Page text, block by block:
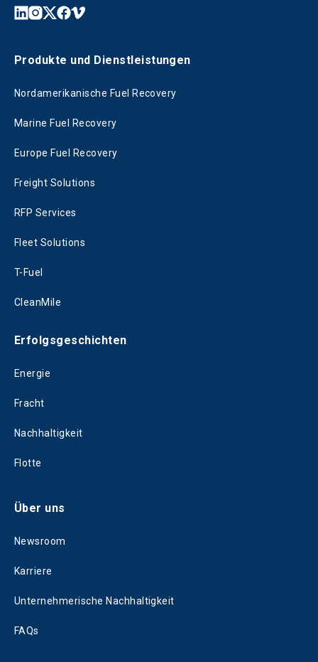
Produkte und Dienstleistungen
Nordamerikanische Fuel Recovery
Marine Fuel Recovery
Europe Fuel Recovery
Freight Solutions
RFP Services
Fleet Solutions
T-Fuel
CleanMile
Erfolgsgeschichten
Energie
Fracht
Nachhaltigkeit
Flotte
Über uns
Newsroom
Karriere
Unternehmerische Nachhaltigkeit
FAQs